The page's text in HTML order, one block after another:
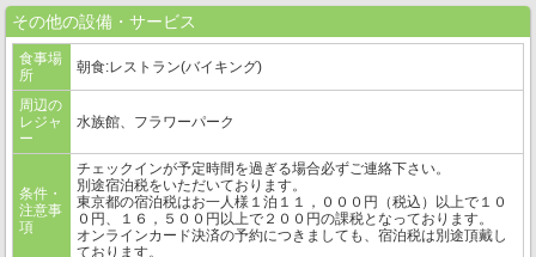
その他の設備・サービス
食事場
所
朝食:レストラン(バイキング)
周辺の
レジャ
ー
水族館、フラワーパーク
条件・
注意事
項
チェックインが予定時間を過ぎる場合必ずご連絡下さい。
別途宿泊税をいただいております。
東京都の宿泊税はお一人様１泊１１，０００円（税込）以上で１０
０円、１６，５００円以上で２００円の課税となっております。
オンラインカード決済の予約につきましても、宿泊税は別途頂戴し
ております。